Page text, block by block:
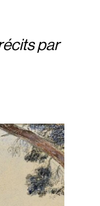
par